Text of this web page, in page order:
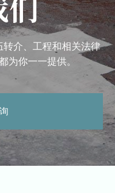
介、工程和相关法律
为你一一提供。